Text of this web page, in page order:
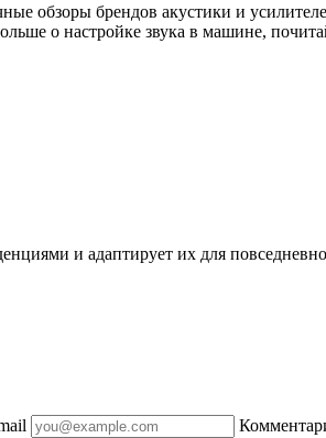
обзоры брендов акустики и
о настройке звука в машине,
и адаптирует их для